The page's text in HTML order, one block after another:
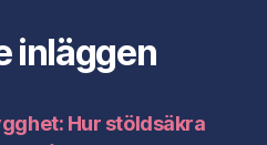
inläggen
Hur stöldsäkra